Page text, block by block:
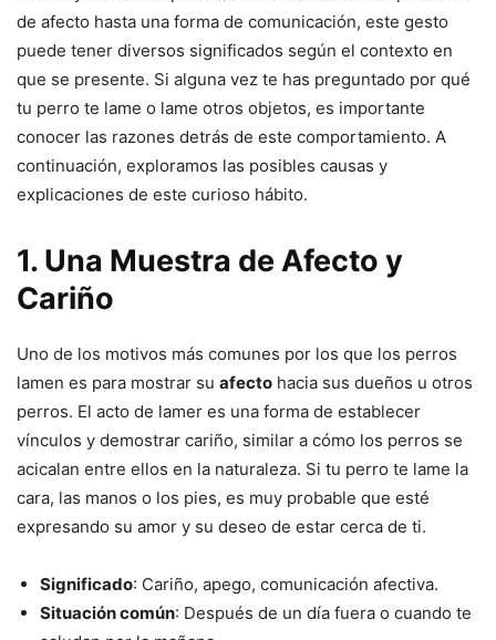
de afecto hasta una forma de comunicación, este gesto
puede tener diversos significados según el contexto en
que se presente. Si alguna vez te has preguntado por qué
tu perro te lame o lame otros objetos, es importante
conocer las razones detrás de este comportamiento. A
continuación, exploramos las posibles causas y
explicaciones de este curioso hábito.
1. Una Muestra de Afecto y
Cariño
Uno de los motivos más comunes por los que los perros
lamen es para mostrar su afecto hacia sus dueños u otros
perros. El acto de lamer es una forma de establecer
vínculos y demostrar cariño, similar a cómo los perros se
acicalan entre ellos en la naturaleza. Si tu perro te lame la
cara, las manos o los pies, es muy probable que esté
expresando su amor y su deseo de estar cerca de ti.
Significado: Cariño, apego, comunicación afectiva.
Situación común: Después de un día fuera o cuando te